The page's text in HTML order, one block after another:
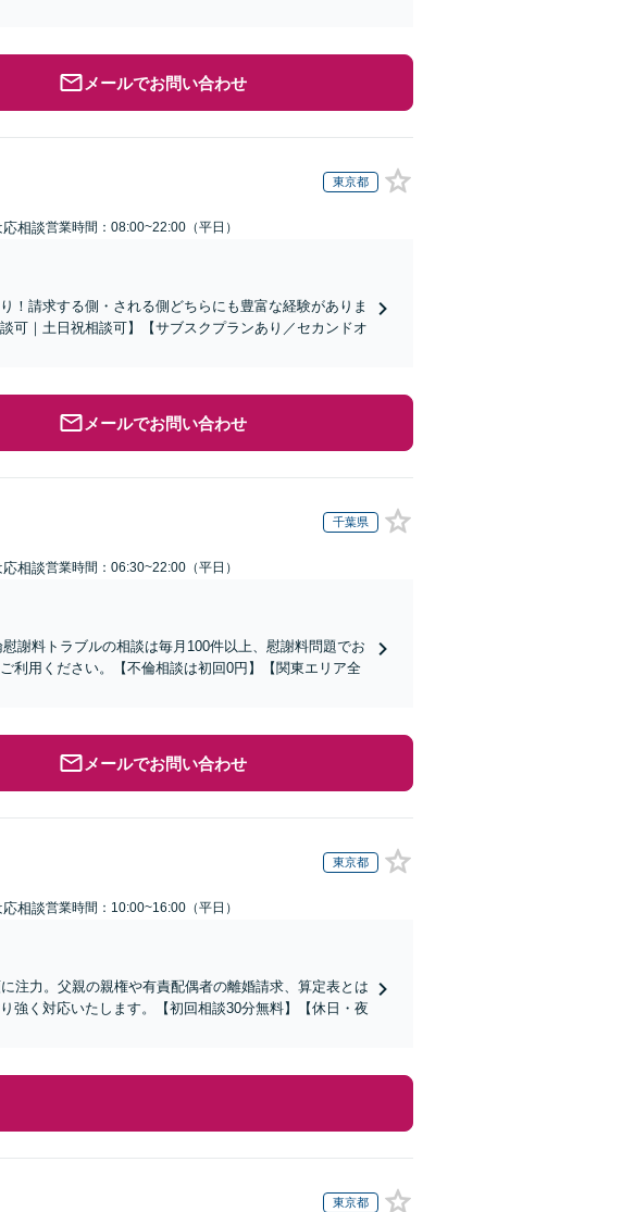
メールでお問い合わせ
東京都
相談営業時間：08:00~22:00（平日）
！請求する側・される側どちらにも豊富な経験がありま
可｜土日祝相談可】【サブスクプランあり／セカンドオ
メールでお問い合わせ
千葉県
相談営業時間：06:30~22:00（平日）
謝料トラブルの相談は毎月100件以上、慰謝料問題でお
利用ください。【不倫相談は初回0円】【関東エリア全
メールでお問い合わせ
東京都
相談営業時間：10:00~16:00（平日）
注力。父親の親権や有責配偶者の離婚請求、算定表とは
強く対応いたします。【初回相談30分無料】【休日・夜
東京都